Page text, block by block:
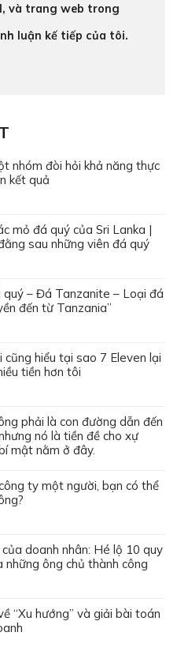
và trang web trong
luận kế tiếp của tôi.
nhóm đòi hỏi khả năng thực
kết quả
mỏ đá quý của Sri Lanka |
sau những viên đá quý
quý – Đá Tanzanite – Loại đá
đến từ Tanzania”
cũng hiểu tại sao 7 Eleven lại
tiền hơn tôi
phải là con đường dẫn đến
nó là tiền đề cho xự
mật nằm ở đây.
ty một người, bạn có thể
doanh nhân: Hé lộ 10 quy
những ông chủ thành công
“Xu hướng” và giải bài toán